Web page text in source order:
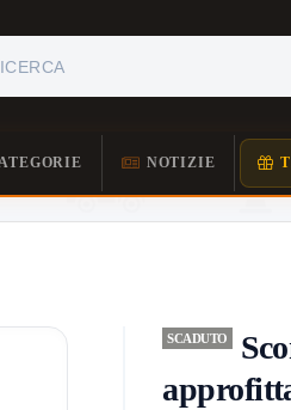
NOTIZIE
SCADUTO